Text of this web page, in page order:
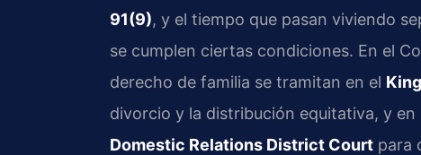
91(9), y el tiempo que pasan viviendo
se cumplen ciertas condiciones. En el
derecho de familia se tramitan en el
divorcio y la distribución equitativa, y en
Domestic Relations District Court para